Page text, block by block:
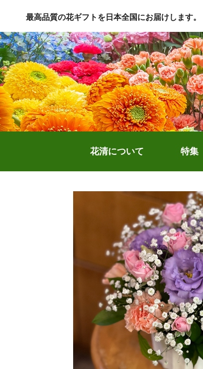
最高品質の花ギフトを日本全国にお届けします。
花清について 特集